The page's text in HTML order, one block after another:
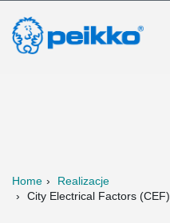
Home
Realizacje
City Electrical Factors